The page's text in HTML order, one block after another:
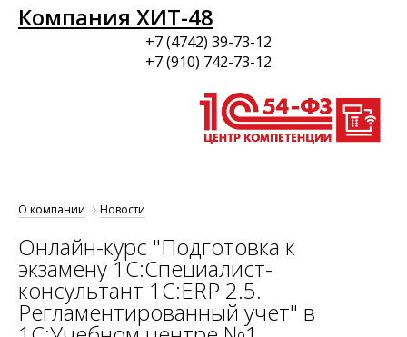
Компания ХИТ-48
+7 (4742) 39-73-12
+7 (910) 742-73-12
О компании Новости
Онлайн-курс "Подготовка к
экзамену 1С:Специалист-
консультант 1С:ERP 2.5.
Регламентированный учет" в